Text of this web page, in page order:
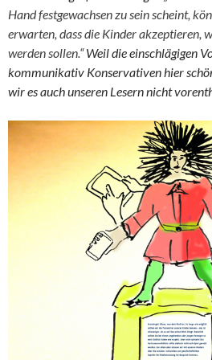
Hand festgewachsen zu sein scheint,
erwarten, dass die Kinder akzeptieren,
werden sollen.“Weil die einschlägigen
kommunikativ Konservativen hier
wir es auch unseren Lesern nicht